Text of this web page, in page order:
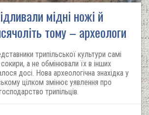
мідні ножі й
тому – археологи
трипільської культури самі
а не обмінювали їх в інших
досі. Нова археологічна знахідка у
цілком змінює уявлення про
трипільців.